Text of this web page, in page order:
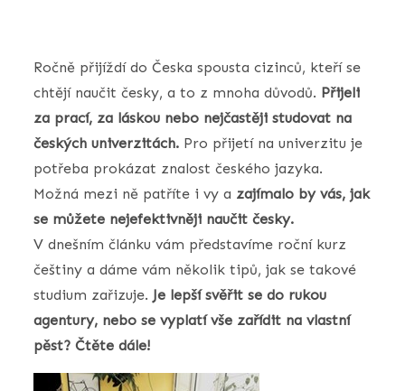
Ročně přijíždí do Česka spousta cizinců, kteří se
chtějí naučit česky, a to z mnoha důvodů. Přijeli
za prací, za láskou nebo nejčastěji studovat na
českých univerzitách. Pro přijetí na univerzitu je
potřeba prokázat znalost českého jazyka.
Možná mezi ně patříte i vy a zajímalo by vás, jak
se můžete nejefektivněji naučit česky.
V dnešním článku vám představíme roční kurz
češtiny a dáme vám několik tipů, jak se takové
studium zařizuje. Je lepší svěřit se do rukou
agentury, nebo se vyplatí vše zařídit na vlastní
pěst? Čtěte dále!